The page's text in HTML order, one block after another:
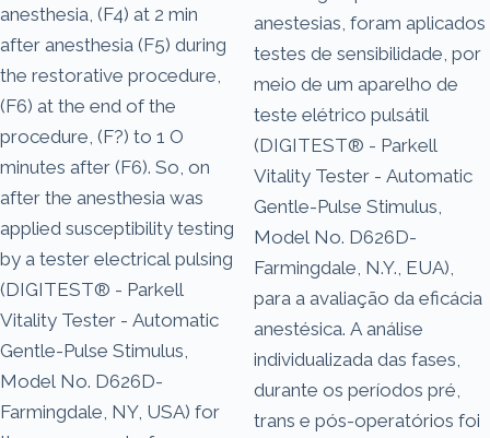
anesthesia, (F4) at 2 min
after anesthesia (F5) during
the restorative procedure,
(F6) at the end of the
procedure, (F?) to 1 O
minutes after (F6). So, on
after the anesthesia was
applied susceptibility testing
by a tester electrical pulsing
(DIGITEST® - Parkell
Vitality Tester - Automatic
Gentle-Pulse Stimulus,
Model No. D626D­
Farmingdale, NY, USA) for
anestesias, foram aplicados
testes de sensibilidade, por
meio de um aparelho de
teste elétrico pulsátil
(DIGITEST® - Parkell
Vitality Tester - Automatic
Gentle-Pulse Stimulus,
Model No. D626D-
Farmingdale, N.Y., EUA),
para a avaliação da eficácia
anestésica. A análise
individualizada das fases,
durante os períodos pré,
trans e pós-operatórios foi